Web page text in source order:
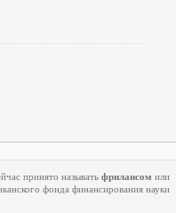
принято называть фрилансом или
фонда финансирования науки